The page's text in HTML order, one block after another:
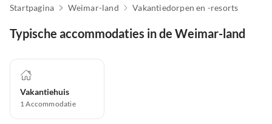
Startpagina Weimar-land Vakantiedorpen en -resorts
Typische accommodaties in de Weimar-land
Vakantiehuis
1Accommodatie